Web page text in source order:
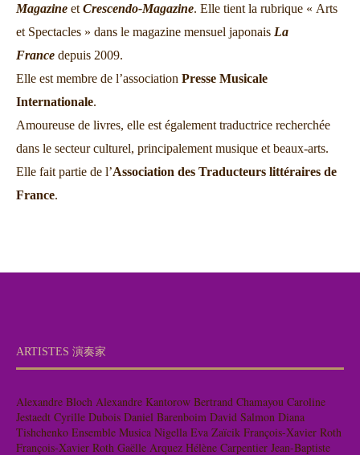
Magazine et Crescendo-Magazine. Elle tient la rubrique « Arts
et Spectacles » dans le magazine mensuel japonais La
France depuis 2009.
Elle est membre de l’association Presse Musicale
Internationale.
Amoureuse de livres, elle est également traductrice recherchée
dans le secteur culturel, principalement musique et beaux-arts.
Elle fait partie de l’Association des Traducteurs littéraires de
France.
ARTISTES 演奏家
Alexandre Bloch Alexandre Kantorow Bertrand Chamayou Caroline
Jestaedt Cyrille Dubois Daniel Barenboim David Salmon Diana
Tishchenko Ensemble Musica Nigella Eva Zaïcik François-Xavier Roth
François-Xavier Roth Gaëlle Arquez Hélène Carpentier Jean-Baptiste